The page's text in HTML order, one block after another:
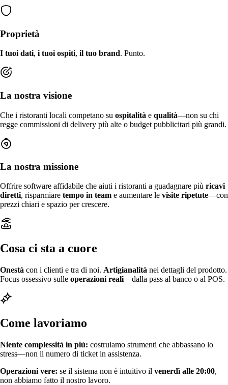
Proprietà
I tuoi dati, i tuoi ospiti, il tuo brand. Punto.
La nostra visione
Che i ristoranti locali competano su ospitalità e qualità—non su chi
regge commissioni di delivery più alte o budget pubblicitari più grandi.
La nostra missione
Offrire software affidabile che aiuti i ristoranti a guadagnare più ricavi
diretti, risparmiare tempo in team e aumentare le visite ripetute—con
prezzi chiari e spazio per crescere.
Cosa ci sta a cuore
Onestà con i clienti e tra di noi. Artigianalità nei dettagli del prodotto.
Focus ossessivo sulle operazioni reali—dalla pass al banco o al POS.
Come lavoriamo
Niente complessità in più: costruiamo strumenti che abbassano lo
stress—non il numero di ticket in assistenza.
Operazioni vere: se il sistema non è intuitivo il venerdì alle 20:00,
non abbiamo fatto il nostro lavoro.